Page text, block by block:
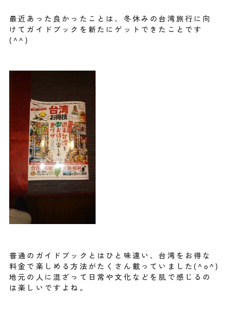
最近あった良かったことは、 冬休みの台湾旅行に向
けてガイドブックを新たにゲットできたこと です
(^^)
普通のガイドブックとはひと味違い、台湾をお得な
料金で楽しめる方法がたくさん載っていました(^o^)
地元の人に混ざって日常や文化などを肌で感じるの
は楽しいですよ ね。